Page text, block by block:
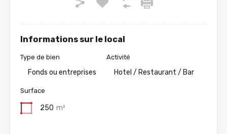
Informations sur le local
Type de bien
Fonds ou entreprises
Activité
Hotel / Restaurant / Bar
Surface
250 m²